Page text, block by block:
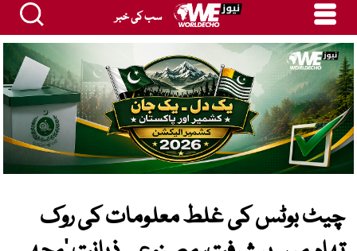
سب کی خبر
چیٹ بوٹس کی غلط معلومات کی روک